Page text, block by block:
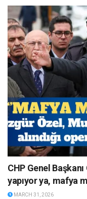
CHP Genel
yapıyor ya, mafya
MARCH 31, 2026